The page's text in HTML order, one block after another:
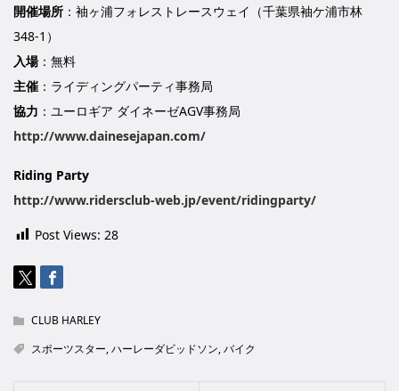
開催場所 ：袖ヶ浦フォレストレースウェイ（千葉県袖ケ浦市林
348-1）
入場：無料
主催 ：ライディングパーティ事務局
協力 ：ユーロギア ダイネーゼAGV事務局
http://www.dainesejapan.com/
Riding Party
http://www.ridersclub-web.jp/event/ridingparty/
Post Views: 28
CLUB HARLEY
スポーツスター,ハーレーダビッドソン,バイク